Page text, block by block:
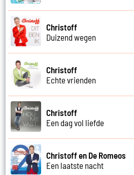
Christoff
Duizend wegen
Christoff
Echte vrienden
Christoff
Een dag vol liefde
Christoff en De Romeos
Een laatste nacht